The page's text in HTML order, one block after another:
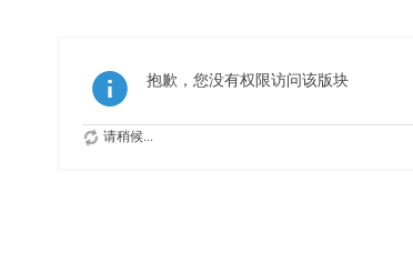
抱歉，您没有权限访问该版块
请稍候...